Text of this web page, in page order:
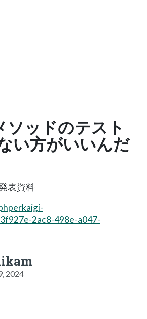
ッドのテスト
い方がいいんだ
表資料
2ac8-498e-a047-
2024